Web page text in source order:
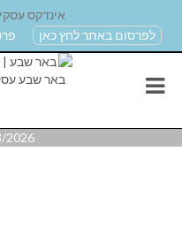
אינדקס
לפרסום באתר לחץ כאן
11:15